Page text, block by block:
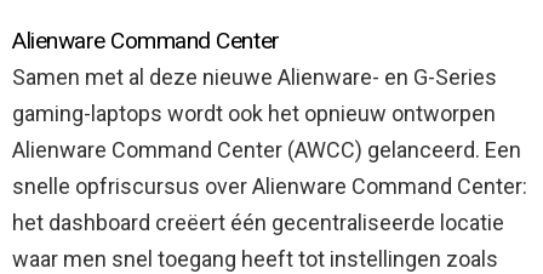
Alienware Command Center
Samen met al deze nieuwe Alienware- en G-Series
gaming-laptops wordt ook het opnieuw ontworpen
Alienware Command Center (AWCC) gelanceerd. Een
snelle opfriscursus over Alienware Command Center:
het dashboard creëert één gecentraliseerde locatie
waar men snel toegang heeft tot instellingen zoals